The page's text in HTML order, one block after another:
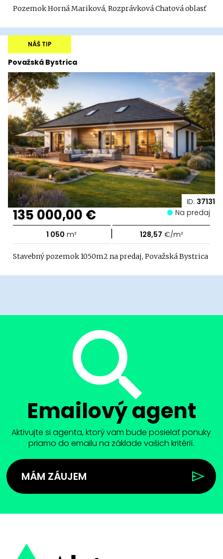
Pozemok Horná Mariková, Rozprávková Chatová oblasť
ID: 37131
Považská Bystrica
NÁŠ TIP
135 000,00 € Na predaj
1 050 m² | 128,57 €/m²
Stavebný pozemok 1050m2 na predaj, Považská Bystrica
Emailový agent
Aktivujte si agenta, ktorý vam bude posielať ponuky
priamo do emailu na základe vašich kritérií.
MÁM ZÁUJEM